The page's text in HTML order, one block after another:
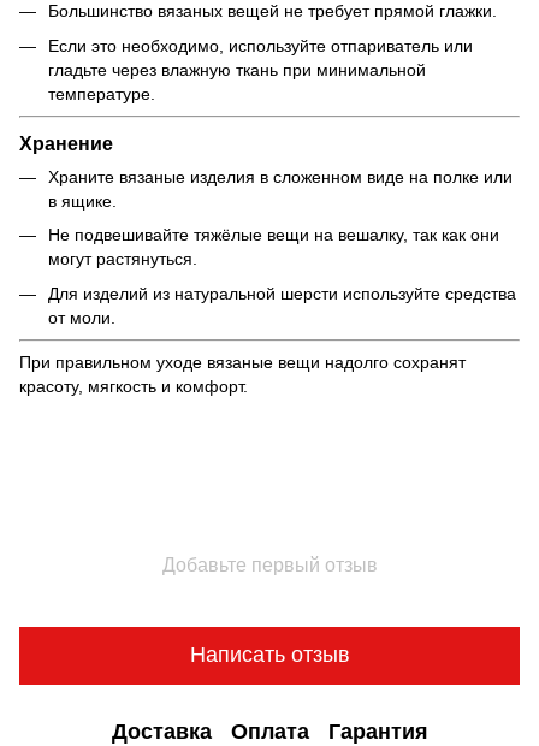
Большинство вязаных вещей не требует прямой глажки.
Если это необходимо, используйте отпариватель или
гладьте через влажную ткань при минимальной
температуре.
Хранение
Храните вязаные изделия в сложенном виде на полке или
в ящике.
Не подвешивайте тяжёлые вещи на вешалку, так как они
могут растянуться.
Для изделий из натуральной шерсти используйте средства
от моли.
При правильном уходе вязаные вещи надолго сохранят
красоту, мягкость и комфорт.
Добавьте первый отзыв
Написать отзыв
Доставка Оплата Гарантия